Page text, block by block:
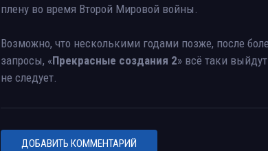
плену во время Второй Мировой войны.
Возможно, что несколькими годами позже, после
запросы, «Прекрасные создания 2» всё таки
не следует.
ДОБАВИТЬ КОММЕНТАРИЙ